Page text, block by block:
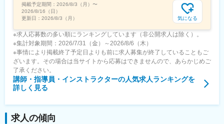
庫県)、神戸三宮駅(阪神)、ハーバーランド駅、上野広小路駅、京
王八王子駅、姫路駅、勝どき駅、八丁堀駅(広島県)、岡山駅前駅、
岩本町駅、皆実町六丁目駅、春日駅(東京都)、倉敷市駅、豊島園駅
(都営線)、大和川駅、バスセンター前駅、永田町駅、学習院下駅、
東池袋駅、新富町駅(東京都)、新宿御苑前駅、府中本町駅、神楽坂
駅、蓮沼駅、小川町駅(東京都)、有明駅(東京都)、銀座一丁目駅、
神谷町駅、新宿駅、大崎駅、巣鴨新田駅、高津駅(神奈川県)、高島
町駅、馬車道駅、大曽根駅、駅前駅、九条駅(京都府)、烏丸駅、天
王寺駅、大阪城北詰駅、大江橋駅、松屋町駅、住吉駅(兵庫県・阪
神線)、櫛田神社前駅、旦過駅、東北沢駅、神戸三宮駅(阪急・神戸
島園駅(西武線)、高須神社駅
掲載予定期間： 2026/8/3（月） 〜
2026/8/16（日）
更新日： 2026/8/3（月） 気になる
※求人応募数の多い順にランキングしています（非公開求人は除く）。
※集計対象期間：2026/7/31（金）～2026/8/6（木）
※事情により掲載終了予定日よりも前に求人募集が終了していることもご
ざいます。その場合は当サイトから応募はできませんので、あらかじめご
了承ください。
講師・指導員・インストラクターの人気求人ランキングを
詳しく見る
求人の傾向